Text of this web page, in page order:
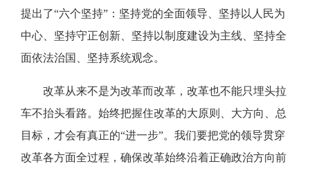
提出了“六个坚持”：坚持党的全面领导、坚持以人民为
中心、坚持守正创新、坚持以制度建设为主线、坚持全
面依法治国、坚持系统观念。
改革从来不是为改革而改革，改革也不能只埋头拉
车不抬头看路。始终把握住改革的大原则、大方向、总
目标，才会有真正的“进一步”。我们要把党的领导贯穿
改革各方面全过程，确保改革始终沿着正确政治方向前